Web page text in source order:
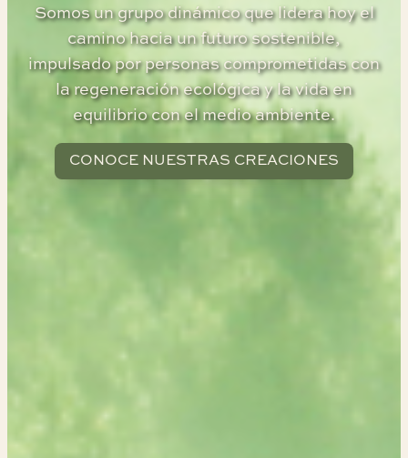
Somos un grupo dinámico que lidera hoy el
camino hacia un futuro sostenible,
impulsado por personas comprometidas con
la regeneración ecológica y la vida en
equilibrio con el medio ambiente.
CONOCE NUESTRAS CREACIONES